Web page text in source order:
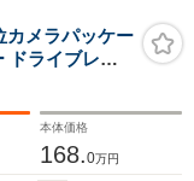
メラパッケー
ドライブレコ
装置 両側電
本体価格
168.0万円